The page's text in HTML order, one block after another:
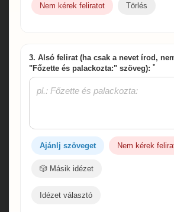
Nem kérek feliratot Törlés
3. Alsó felirat (ha csak a nevet írod,
"Főzette és palackozta:" szöveg): *
Ajánlj szöveget Nem kérek
🎲 Másik idézet
Idézet választó